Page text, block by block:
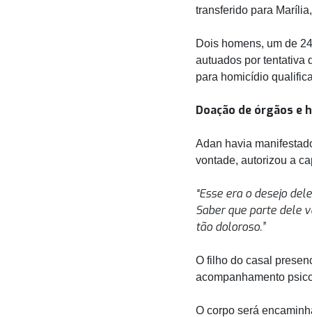
transferido para
Dois homens, um de
autuados por tentativa
para homicídio
Doação de órgãos e
Adan havia
vontade, autorizou a
“Esse era o desejo
Saber que parte dele
tão doloroso.”
O filho do casal
acompanhamento
O corpo será